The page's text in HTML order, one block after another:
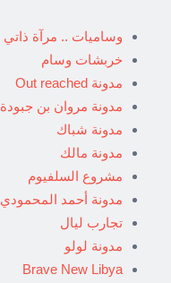
وساميات .. مرآة ذاتي
خربشات وسام
مدونة Out reached
مدونة مروان بن جبودة
مدونة شباك
مدونة مالك
مشروع السلفيوم
مدونة أحمد المحمودي
تجارب ليال
مدونة لولو
Brave New Libya